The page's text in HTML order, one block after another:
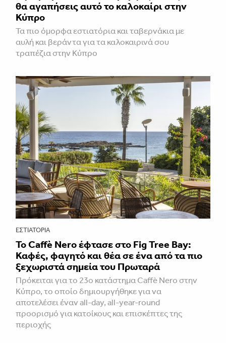
θα αγαπήσεις αυτό το καλοκαίρι στην
Κύπρο
Τα πιο όμορφα εστιατόρια και ταβερνάκια με
αυλή και βεράντα για τα καλοκαιρινά σου
τραπέζια στην Κύπρο
ΕΣΤΙΑΤΌΡΙΑ
Το Caffè Nero έφτασε στο Fig Tree Bay:
Καφές, φαγητό και θέα σε ένα από τα πιο
ξεχωριστά σημεία του Πρωταρά
Πρόκειται για το 23ο κατάστημα Caffè Nero στην
Κύπρο, το οποίο δημιουργήθηκε για να
αποτελέσει έναν all-day, all-year-round
προορισμό για κατοίκους και επισκέπτες της
περιοχής